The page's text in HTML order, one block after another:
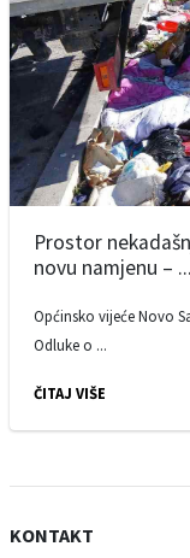
Prostor
novu namjenu – ...
Općinsko vijeće Novo
Odluke o ...
ČITAJ VIŠE
KONTAKT